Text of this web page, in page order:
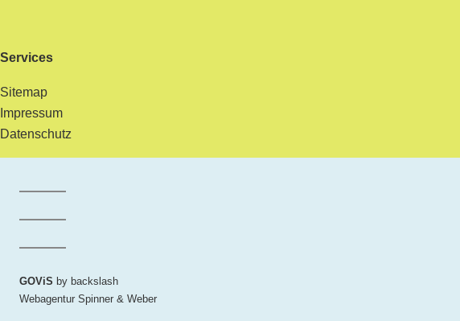
Services
Sitemap
Impressum
Datenschutz
GOViS by backslash
Webagentur Spinner & Weber